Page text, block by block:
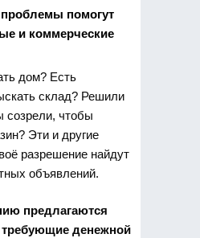
помогут
и коммерческие
дом? Есть
склад? Решили
созрели, чтобы
Эти и другие
разрешение найдут
объявлений.
предлагаются
денежной